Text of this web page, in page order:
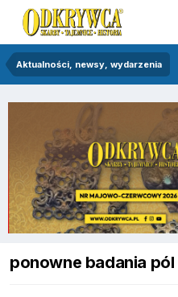
Aktualności, newsy, wydarzenia
ponowne badania